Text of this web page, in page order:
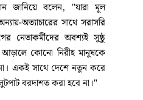
জানিয়ে বলেন, "যারা মূল
অত্যাচারের সাথে সরাসরি
নেতাকর্মীদের অবশ্যই সুষ্ঠু
আড়ালে কোনো নিরীহ মানুষকে
একই সাথে দেশে নতুন করে
বরদাশত করা হবে না।"